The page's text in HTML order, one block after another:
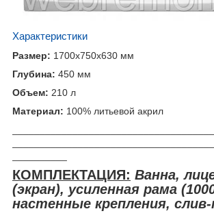
Характеристики
Размер: 1700x750x630 мм
Глубина: 450 мм
Объем: 210 л
Материал: 100% литьевой акрил
КОМПЛЕКТАЦИЯ: Ванна,
(экран), усиленная рама
настенные крепления, слив-